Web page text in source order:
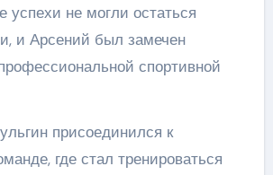
успехи не могли остаться
и Арсений был замечен
спортивной
присоединился к
где стал тренироваться